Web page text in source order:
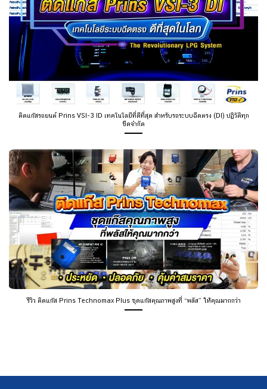
ติดแก๊สรถยนต์ Prins VSI-3 ID เทคโนโลยีที่ดีที่สุด สำหรับรถระบบฉีดตรง (DI) ปฏิวัติทุก
ขีดจำกัด
รีวิว ติดแก๊ส Prins Technomax Plus ชุดแก๊สคุณภาพสูงที่ “พลัส” ให้คุณมากกว่า